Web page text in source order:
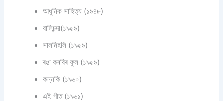
আধুনিক সাহিত্য (১৯৪৮)
বালিচন্দা(১৯৫৯)
সালমিহলি (১৯৫৯)
ৰঙা কৰবিৰ ফুল (১৯৫৯)
কন্নকি (১৯৬০)
এই গীত (১৯৬১)